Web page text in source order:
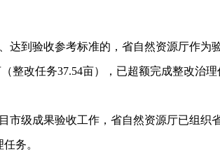
到验收参考标准的，省自然资源厅作为
整改任务37.54亩），已超额完成整改治理
级成果验收工作，省自然资源厅已组织
务。